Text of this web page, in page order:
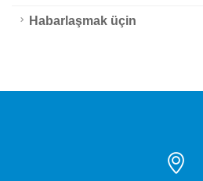
Habarlaşmak üçin